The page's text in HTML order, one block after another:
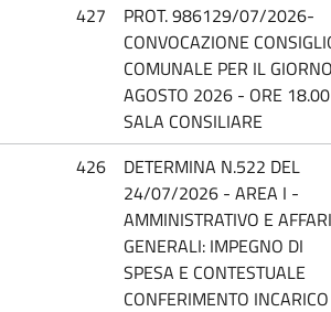
427
PROT. 986129/07/2026-
CONVOCAZIONE
COMUNALE PER IL
AGOSTO 2026 - ORE 18.00
SALA CONSILIARE
426
DETERMINA N.522 DEL
24/07/2026 - AREA I -
AMMINISTRATIVO E AFFARI
GENERALI: IMPEGNO DI
SPESA E CONTESTUALE
CONFERIMENTO INCARICO